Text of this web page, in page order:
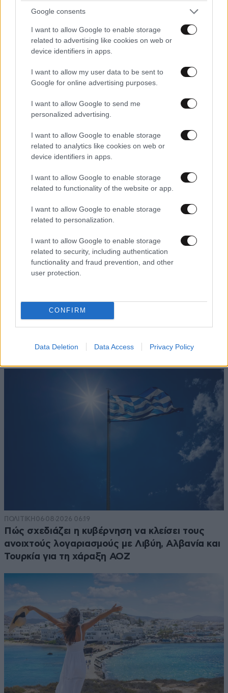
Google consents
I want to allow Google to enable storage
related to advertising like cookies on web or
device identifiers in apps.
I want to allow my user data to be sent to
Google for online advertising purposes.
I want to allow Google to send me
personalized advertising.
I want to allow Google to enable storage
related to analytics like cookies on web or
device identifiers in apps.
I want to allow Google to enable storage
related to functionality of the website or app.
I want to allow Google to enable storage
related to personalization.
I want to allow Google to enable storage
related to security, including authentication
functionality and fraud prevention, and other
user protection.
CONFIRM
Data Deletion Data Access Privacy Policy
LIFESTYLE05·08·2026 17:48
Παλάτι Marivent: Πώς οι κληρονόμοι του
Ιωάννη Σαριδάκη αφαίρεσαν 1.300 έργα τέχνης
από τη βασιλική οικογένεια της Ισπανίας
ΠΟΛΙΤΙΚΗ 06·08·2026 06:19
Πώς σχεδιάζει η κυβέρνηση να κλείσει τους
ανοιχτούς λογαριασμούς με Λιβύη, Αλβανία και
Τουρκία για τη χάραξη ΑΟΖ